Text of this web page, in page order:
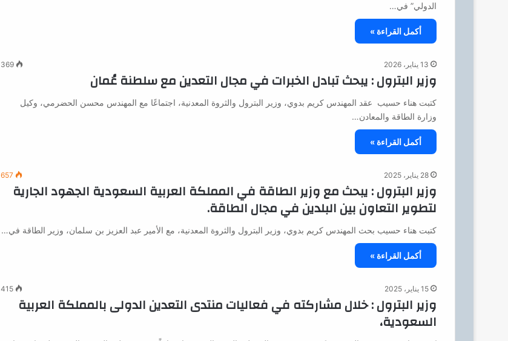
الدولي” في…
أكمل القراءة »
13 يناير، 2026 369
وزير البترول : يبحث تبادل الخبرات في مجال التعدين مع سلطنة عُمان
كتبت هناء حسيب عقد المهندس كريم بدوي، وزير البترول والثروة المعدنية، اجتماعًا مع المهندس محسن الحضرمي، وكيل
وزارة الطاقة والمعادن…
أكمل القراءة »
28 يناير، 2025 657
وزير البترول : يبحث مع وزير الطاقة في المملكة العربية السعودية الجهود الجارية
لتطوير التعاون بين البلدين في مجال الطاقة.
كتبت هناء حسيب بحث المهندس كريم بدوي، وزير البترول والثروة المعدنية، مع الأمير عبد العزيز بن سلمان، وزير الطاقة في…
أكمل القراءة »
15 يناير، 2025 415
وزير البترول : خلال مشاركته في فعاليات منتدى التعدين الدولى بالمملكة العربية
السعودية،